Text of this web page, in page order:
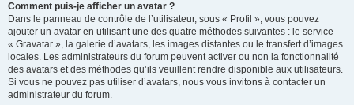
Comment puis-je afficher un avatar ?
Dans le panneau de contrôle de l’utilisateur, sous « Profil », vous pouvez
ajouter un avatar en utilisant une des quatre méthodes suivantes : le service
« Gravatar », la galerie d’avatars, les images distantes ou le transfert d’images
locales. Les administrateurs du forum peuvent activer ou non la fonctionnalité
des avatars et des méthodes qu’ils veuillent rendre disponible aux utilisateurs.
Si vous ne pouvez pas utiliser d’avatars, nous vous invitons à contacter un
administrateur du forum.